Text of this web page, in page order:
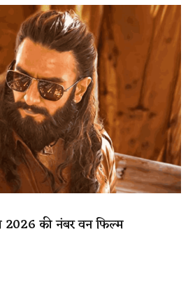
2026 की नंबर वन फिल्म